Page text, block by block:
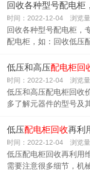
回收各种型号配电柜
时间：2022-12-04 浏览
回收各种型号配电柜，
配电柜，如：回收低压
低压和高压配电柜回
时间：2022-12-04 浏览
低压和高压配电柜回收
多了解元器件的型号及
低压配电柜回收再利
时间：2022-12-04 浏览
低压配电柜回收再利用
需要注意很多细节，机